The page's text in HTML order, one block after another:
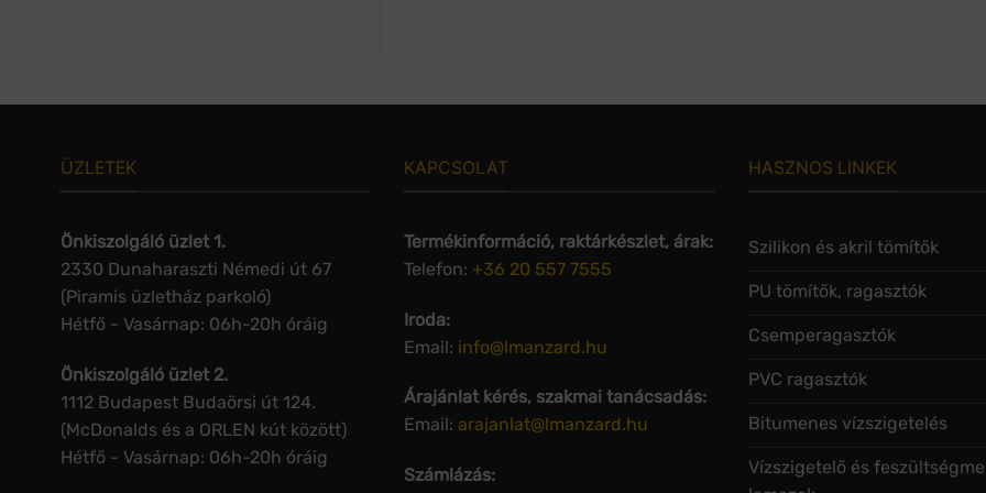
ÜZLETEK
Önkiszolgáló üzlet 1.
2330 Dunaharaszti Némedi út 67
(Piramis üzletház parkoló)
Hétfő - Vasárnap: 06h-20h óráig
Önkiszolgáló üzlet 2.
1112 Budapest Budaörsi út 124.
(McDonalds és a ORLEN kút között)
Hétfő - Vasárnap: 06h-20h óráig
KAPCSOLAT
Termékinformáció, raktárkészlet, árak:
Telefon: +36 20 557 7555
Iroda:
Email: info@lmanzard.hu
Árajánlat kérés, szakmai tanácsadás:
Email: arajanlat@lmanzard.hu
Számlázás:
HASZNOS LINKEK
Szilikon és akril tömítők
PU tömítők, ragasztók
Csemperagasztók
PVC ragasztók
Bitumenes vízszigetelés
Vízszigetelő és